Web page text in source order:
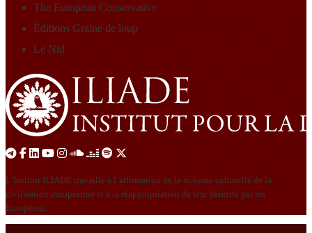
The European Conservative
Éditions Graine de loup
Le Nid
L’Institut ILIADE travaille à l’affirmation de la richesse culturelle de la
civilisation européenne et à la réappropriation de leur identité par les
Européens.